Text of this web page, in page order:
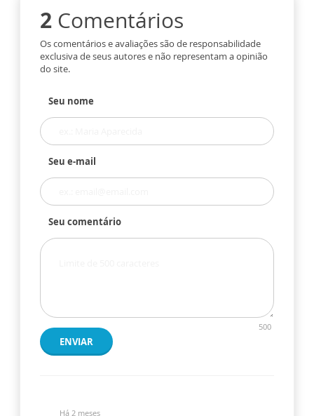
2 Comentários
Os comentários e avaliações são de responsabilidade
exclusiva de seus autores e não representam a opinião
do site.
Seu nome
Seu e-mail
Seu comentário
500
ENVIAR
Há 2 meses